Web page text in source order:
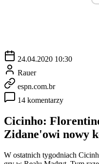
24.04.2020 10:30
Rauer
espn.com.br
14 komentarzy
Cicinho:
Zidane'owi nowy
W ostatnich tygodniach